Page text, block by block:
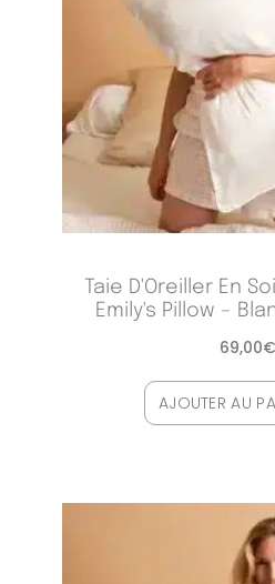
Taie D'Oreiller En
Emily's Pillow –
69,00€
AJOUTER AU